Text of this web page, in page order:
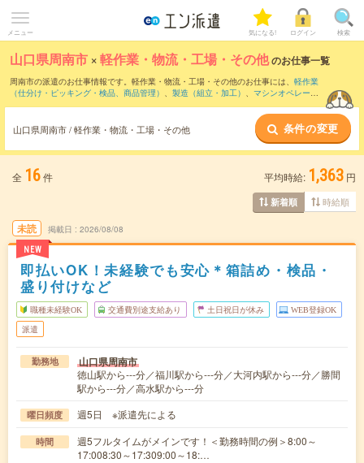
メニュー 気になる! ログイン 検索
山口県周南市 ×軽作業・物流・工場・その他のお仕事一覧
周南市の派遣のお仕事情報です。軽作業・物流・工場・その他のお仕事には、 軽作業
（仕分け・ピッキング・検品、商品管理） 、 製造（組立・加工） 、 マシンオペレータ
山口県周南市 / 軽作業・物流・工場・その他 条件の変更
全 16件 平均時給: 1,363 円
新着順 時給順
未読
NEW
掲載日 2026/08/08
即払いOK！未経験でも安心＊箱詰め・検品・
盛り付けなど
職種未経験OK 交通費別途支給あり 土日祝日が休み WEB登録OK
派遣
勤務地 山口県周南市
徳山駅から---分／福川駅から---分／大河内駅から---分／勝間
駅から---分／高水駅から---分
曜日頻度 週5日 ※派遣先による
時間
週5フルタイムがメインです！＜勤務時間の例＞8:00～
17:008:30～17:309:00～18:…